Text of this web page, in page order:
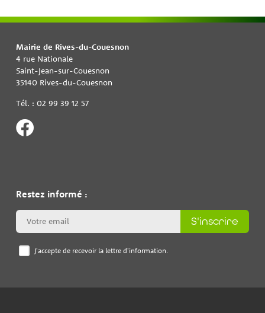
Mairie de Rives-du-Couesnon
4 rue Nationale
Saint-Jean-sur-Couesnon
35140 Rives-du-Couesnon
Tél. : 02 99 39 12 57
Restez informé :
J'accepte de recevoir la lettre d'information.
S'inscrire